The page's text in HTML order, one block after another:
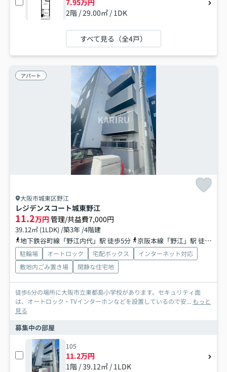
2階 / 29.00㎡ / 1DK
すべて見る（全4戸）
アパート
大阪市城東区野江
レジデンスコート城東野江
11.2万円 管理/共益費7,000円
39.12㎡ (1LDK) /築3年 /4階建
地下鉄谷町線「野江内代」駅 徒歩5分
京阪本線「野江」駅 徒歩9分
駐輪場 オートロック 宅配ボックス
インターネット対応
敷地内ごみ置き場
閑静な住宅地
徒歩6分の場所に大阪市立東都島小学校があります。セキュリティ面
は、オートロック・TVインターホンなどを設置しているので安... もっと
見る
募集中の部屋
105
11.2万円
1階 / 39.12㎡ / 1LDK